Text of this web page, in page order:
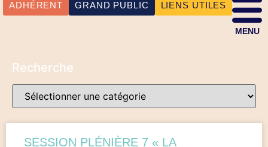
ADHÉRENT GRAND PUBLIC LIENS UTILES
MENU
Recherche
SESSION PLÉNIÈRE 7 « LA